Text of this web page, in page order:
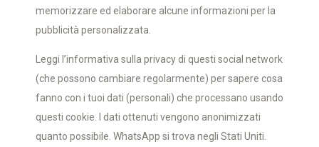
memorizzare ed elaborare alcune informazioni per la
pubblicità personalizzata.
Leggi l’informativa sulla privacy di questi social network
(che possono cambiare regolarmente) per sapere cosa
fanno con i tuoi dati (personali) che processano usando
questi cookie. I dati ottenuti vengono anonimizzati
quanto possibile. WhatsApp si trova negli Stati Uniti.